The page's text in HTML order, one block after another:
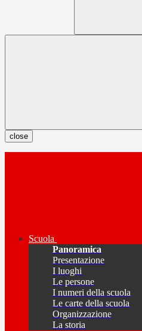
close
Scuola
Panoramica
Presentazione
I luoghi
Le persone
I numeri della scuola
Le carte della scuola
Organizzazione
La storia